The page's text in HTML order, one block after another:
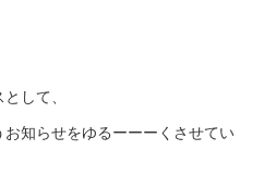
して、
知らせをゆるーーーくさせてい